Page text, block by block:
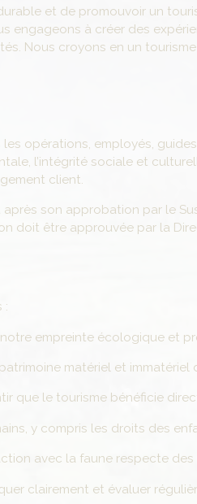
et de promouvoir un
engageons à créer des
Nous croyons en un
opérations, employés,
l’intégrité sociale et
client.
son approbation par le
doit être approuvée par la
:
empreinte écologique et
matériel et immatériel
le tourisme bénéficie
y compris les droits des
avec la faune respecte des
clairement et évaluer